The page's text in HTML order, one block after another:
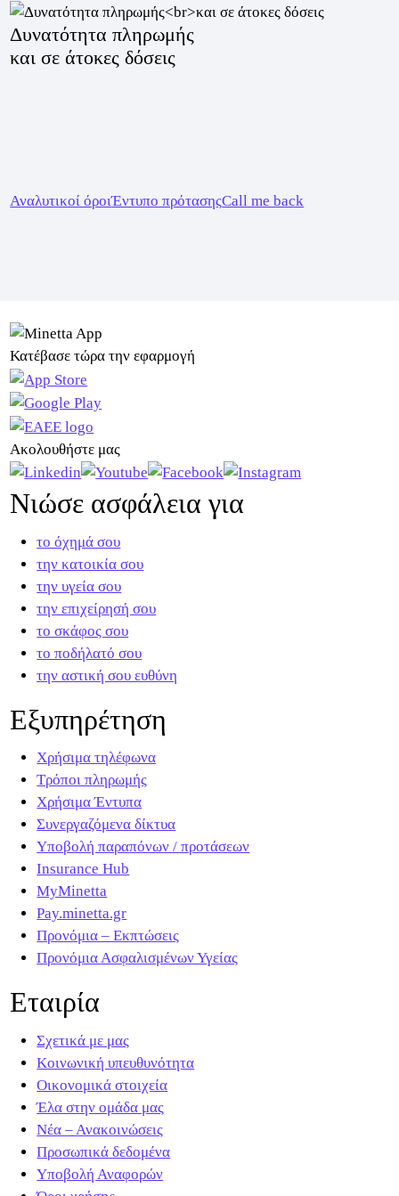
Δυνατότητα πληρωμής
και σε άτοκες δόσεις
Αναλυτικοί όροιΈντυπο πρότασηςCall me back
Κατέβασε τώρα την εφαρμογή
Ακολουθήστε μας
Νιώσε ασφάλεια για
το όχημά σου
την κατοικία σου
την υγεία σου
την επιχείρησή σου
το σκάφος σου
το ποδήλατό σου
την αστική σου ευθύνη
Εξυπηρέτηση
Χρήσιμα τηλέφωνα
Τρόποι πληρωμής
Χρήσιμα Έντυπα
Συνεργαζόμενα δίκτυα
Υποβολή παραπόνων / προτάσεων
Insurance Hub
MyMinetta
Pay.minetta.gr
Προνόμια – Εκπτώσεις
Προνόμια Ασφαλισμένων Υγείας
Εταιρία
Σχετικά με μας
Κοινωνική υπευθυνότητα
Οικονομικά στοιχεία
Έλα στην ομάδα μας
Νέα – Ανακοινώσεις
Προσωπικά δεδομένα
Υποβολή Αναφορών